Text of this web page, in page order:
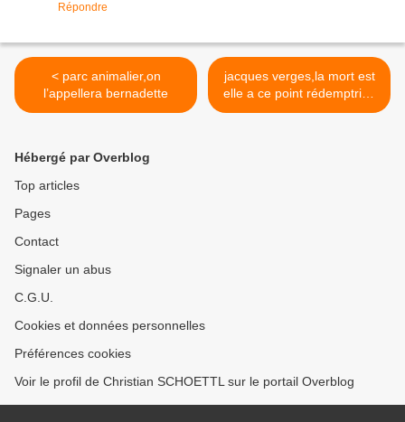
Répondre
< parc animalier,on
l’appellera bernadette
jacques verges,la mort est
elle a ce point rédemptrice
? >
Hébergé par Overblog
Top articles
Pages
Contact
Signaler un abus
C.G.U.
Cookies et données personnelles
Préférences cookies
Voir le profil de Christian SCHOETTL sur le portail Overblog